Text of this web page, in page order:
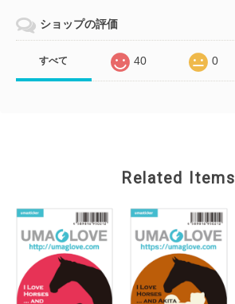
ショップの評価
すべて 40 0
Related Items